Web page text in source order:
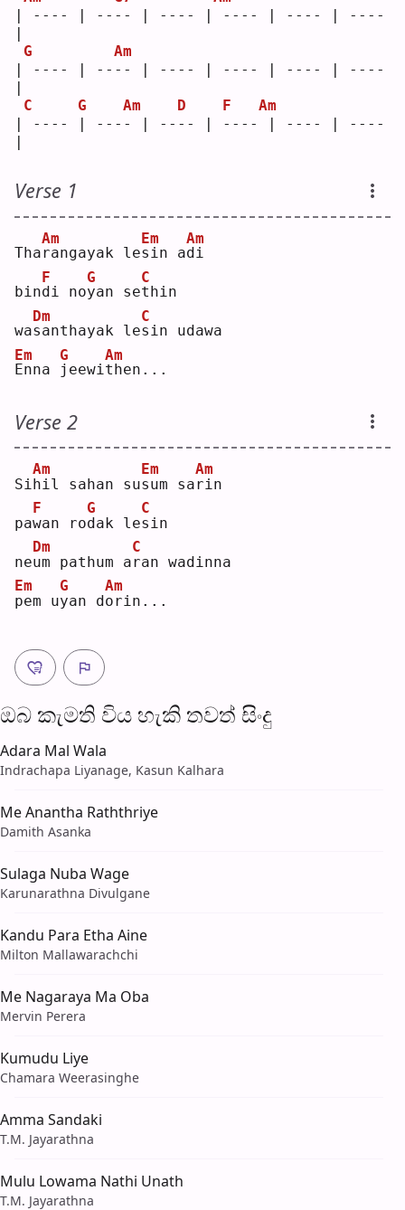
| ---- | ---- | ---- | ---- | ---- | ----
|
G
Am
| ---- | ---- | ---- | ---- | ---- | ----
|
C
G Am D F
Am
| ---- | ---- | ---- | ---- | ---- | ----
|
Verse 1
Thar
Am
angayak les
Em
in ad
Am
i
bind
F
i noy
G
an set
C
hin
was
Dm
anthayak les
C
in udawa
E
Em
nna
j
G
eewit
Am
hen...
Verse 2
Si h
Am
il sahan sus
Em
um sar
Am
in
paw
F
an rod
G
ak les
C
in
neu
Dm
m pathum ar
C
an wadinna
p
Em
em uy
G
an do
Am
rin...
ඔබ කැමති විය හැ​කි තව​ත් සිංදු
Adara Mal Wala
Indrachapa Liyanage, Kasun Kalhara
Me Anantha Raththriye
Damith Asanka
Sulaga Nuba Wage
Karunarathna Divulgane
Kandu Para Etha Aine
Milton Mallawarachchi
Me Nagaraya Ma Oba
Mervin Perera
Kumudu Liye
Chamara Weerasinghe
Amma Sandaki
T.M. Jayarathna
Mulu Lowama Nathi Unath
T.M. Jayarathna